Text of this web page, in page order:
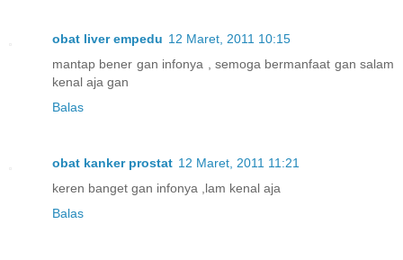
obat liver empedu 12 Maret, 2011 10:15
mantap bener gan infonya , semoga bermanfaat gan salam
kenal aja gan
Balas
obat kanker prostat 12 Maret, 2011 11:21
keren banget gan infonya ,lam kenal aja
Balas